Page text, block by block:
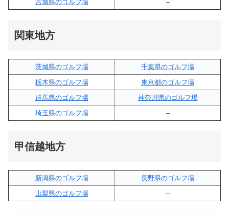
宮城県のゴルフ場
–
関東地方
茨城県のゴルフ場
千葉県のゴルフ場
栃木県のゴルフ場
東京都のゴルフ場
群馬県のゴルフ場
神奈川県のゴルフ場
埼玉県のゴルフ場
–
甲信越地方
新潟県のゴルフ場
長野県のゴルフ場
山梨県のゴルフ場
–